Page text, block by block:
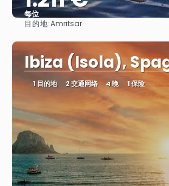
每位
目的地:Amritsar
Ibiza (Isola),
1 目的地 2 交通网络 4 晚 1 保险